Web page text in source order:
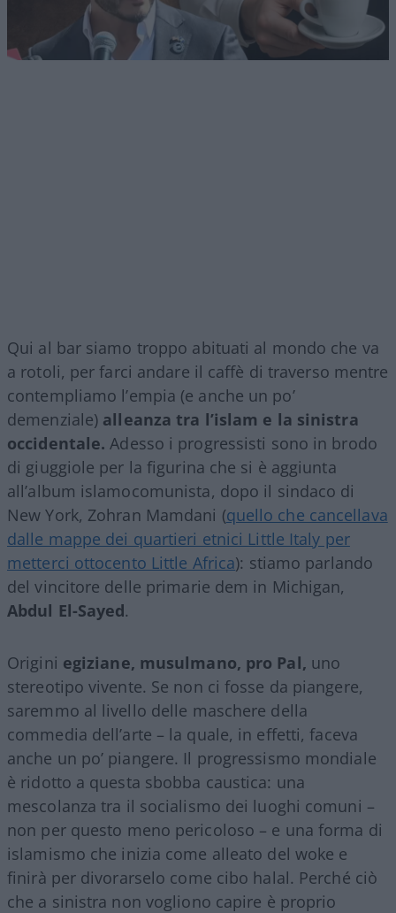
Qui al bar siamo troppo abituati al mondo che va
a rotoli, per farci andare il caffè di traverso mentre
contempliamo l’empia (e anche un po’
demenziale) alleanza tra l’islam e la sinistra
occidentale. Adesso i progressisti sono in brodo
di giuggiole per la figurina che si è aggiunta
all’album islamocomunista, dopo il sindaco di
New York, Zohran Mamdani (quello che cancellava
dalle mappe dei quartieri etnici Little Italy per
metterci ottocento Little Africa): stiamo parlando
del vincitore delle primarie dem in Michigan,
Abdul El-Sayed.
Origini egiziane, musulmano, pro Pal, uno
stereotipo vivente. Se non ci fosse da piangere,
saremmo al livello delle maschere della
commedia dell’arte – la quale, in effetti, faceva
anche un po’ piangere. Il progressismo mondiale
è ridotto a questa sbobba caustica: una
mescolanza tra il socialismo dei luoghi comuni –
non per questo meno pericoloso – e una forma di
islamismo che inizia come alleato del woke e
finirà per divorarselo come cibo halal. Perché ciò
che a sinistra non vogliono capire è proprio